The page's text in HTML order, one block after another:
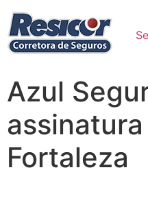
Azul
Fortaleza